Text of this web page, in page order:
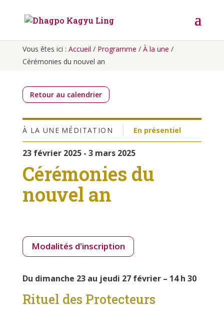
Vous êtes ici : Accueil / Programme / À la une /
Cérémonies du nouvel an
Retour au calendrier
À LA UNE MÉDITATION En présentiel
23 février 2025 - 3 mars 2025
Cérémonies du
nouvel an
Modalités d'inscription
Du dimanche 23 au jeudi 27 février – 14 h 30
Rituel des Protecteurs